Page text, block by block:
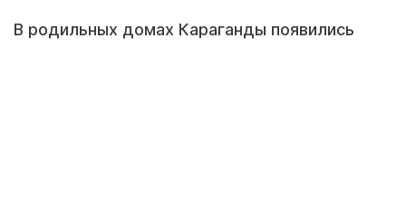
В родильных домах Караганды появились